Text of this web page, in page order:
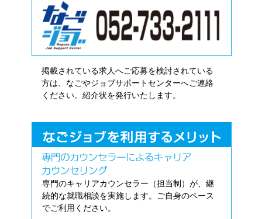
掲載されている求人へご応募を検討されている
方は、なごやジョブサポートセンターへご連絡
ください。紹介状を発行いたします。
専門のキャリアカウンセラー（担当制）が、継
続的な就職相談を実施します。ご自身のペース
でご利用ください。